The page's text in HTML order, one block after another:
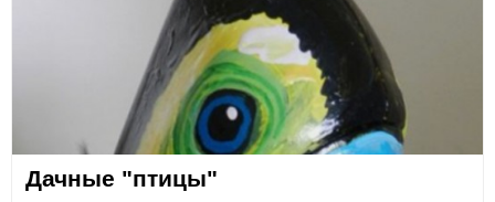
Дачные "птицы"